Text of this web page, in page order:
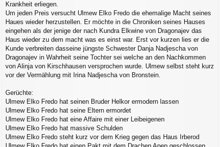
Krankheit erliegen.
Um jeden Preis versucht Ulmew Elko Fredo die ehemalige Macht seines
Haues wieder herzustellen. Er möchte in die Chroniken seines Hauses
eingehen als der jenige der nach Kundra Elkwine von Dragonajev das
Haus wieder zu dem macht was es einst war. Erst vor kurzen lies er die
Kunde verbreiten dasseine jüngste Schwester Danja Nadjescha von
Dragonajev in Wahrheit seine Tochter sei welche an den Nachkommen
von Alinja von Kirschhausen versprochen wurde. Ulmew selbst steht kurz
vor der Vermählung mit Irina Nadjescha von Bronstein.
Gerüchte:
Ulmew Elko Fredo hat seinen Bruder Helkor ermodern lassen
Ulmew Elko Fredo hat seine Eltern ermordet
Ulmew Elko Fredo hat eine Affaire mit einer Leibeigenen
Ulmew Elko Fredo hat massive Schulden
Ulmew Elko Fredo steht kurz vor dem Krieg gegen das Haus Irberod